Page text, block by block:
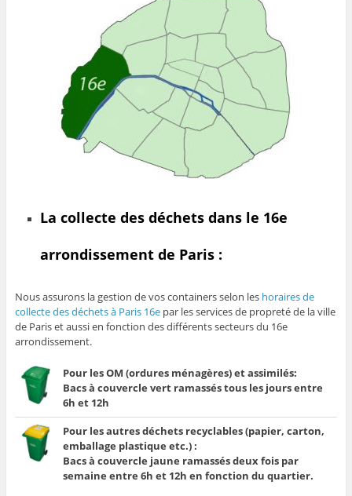
La collecte des déchets dans le 16e
arrondissement de Paris :
Nous assurons la gestion de vos containers selon les horaires de
collecte des déchets à Paris 16epar les services de propreté de la ville
de Pariset aussi en fonction des différents secteurs du 16e
arrondissement.
Pour les OM (ordures ménagères) et assimilés:
Bacs à couvercle vert ramassés tous les jours entre
6h et 12h
Pour les autres déchets recyclables (papier, carton,
emballage plastique etc.) :
Bacs à couvercle jaune ramassés deux fois par
semaine entre 6h et 12h en fonction du quartier.